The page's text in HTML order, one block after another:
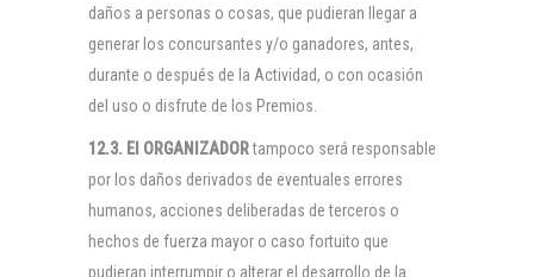
daños a personas o cosas, que pudieran llegar a
generar los concursantes y/o ganadores, antes,
durante o después de la Actividad, o con ocasión
del uso o disfrute de los Premios.
12.3. El ORGANIZADORtampoco será responsable
por los daños derivados de eventuales errores
humanos, acciones deliberadas de terceros o
hechos de fuerza mayor o caso fortuito que
pudieran interrumpir o alterar el desarrollo de la